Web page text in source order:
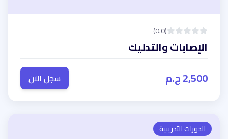
(0.0)
الإصابات والتدليك
2,500 ج.م
سجل الآن
الدورات التدريبية